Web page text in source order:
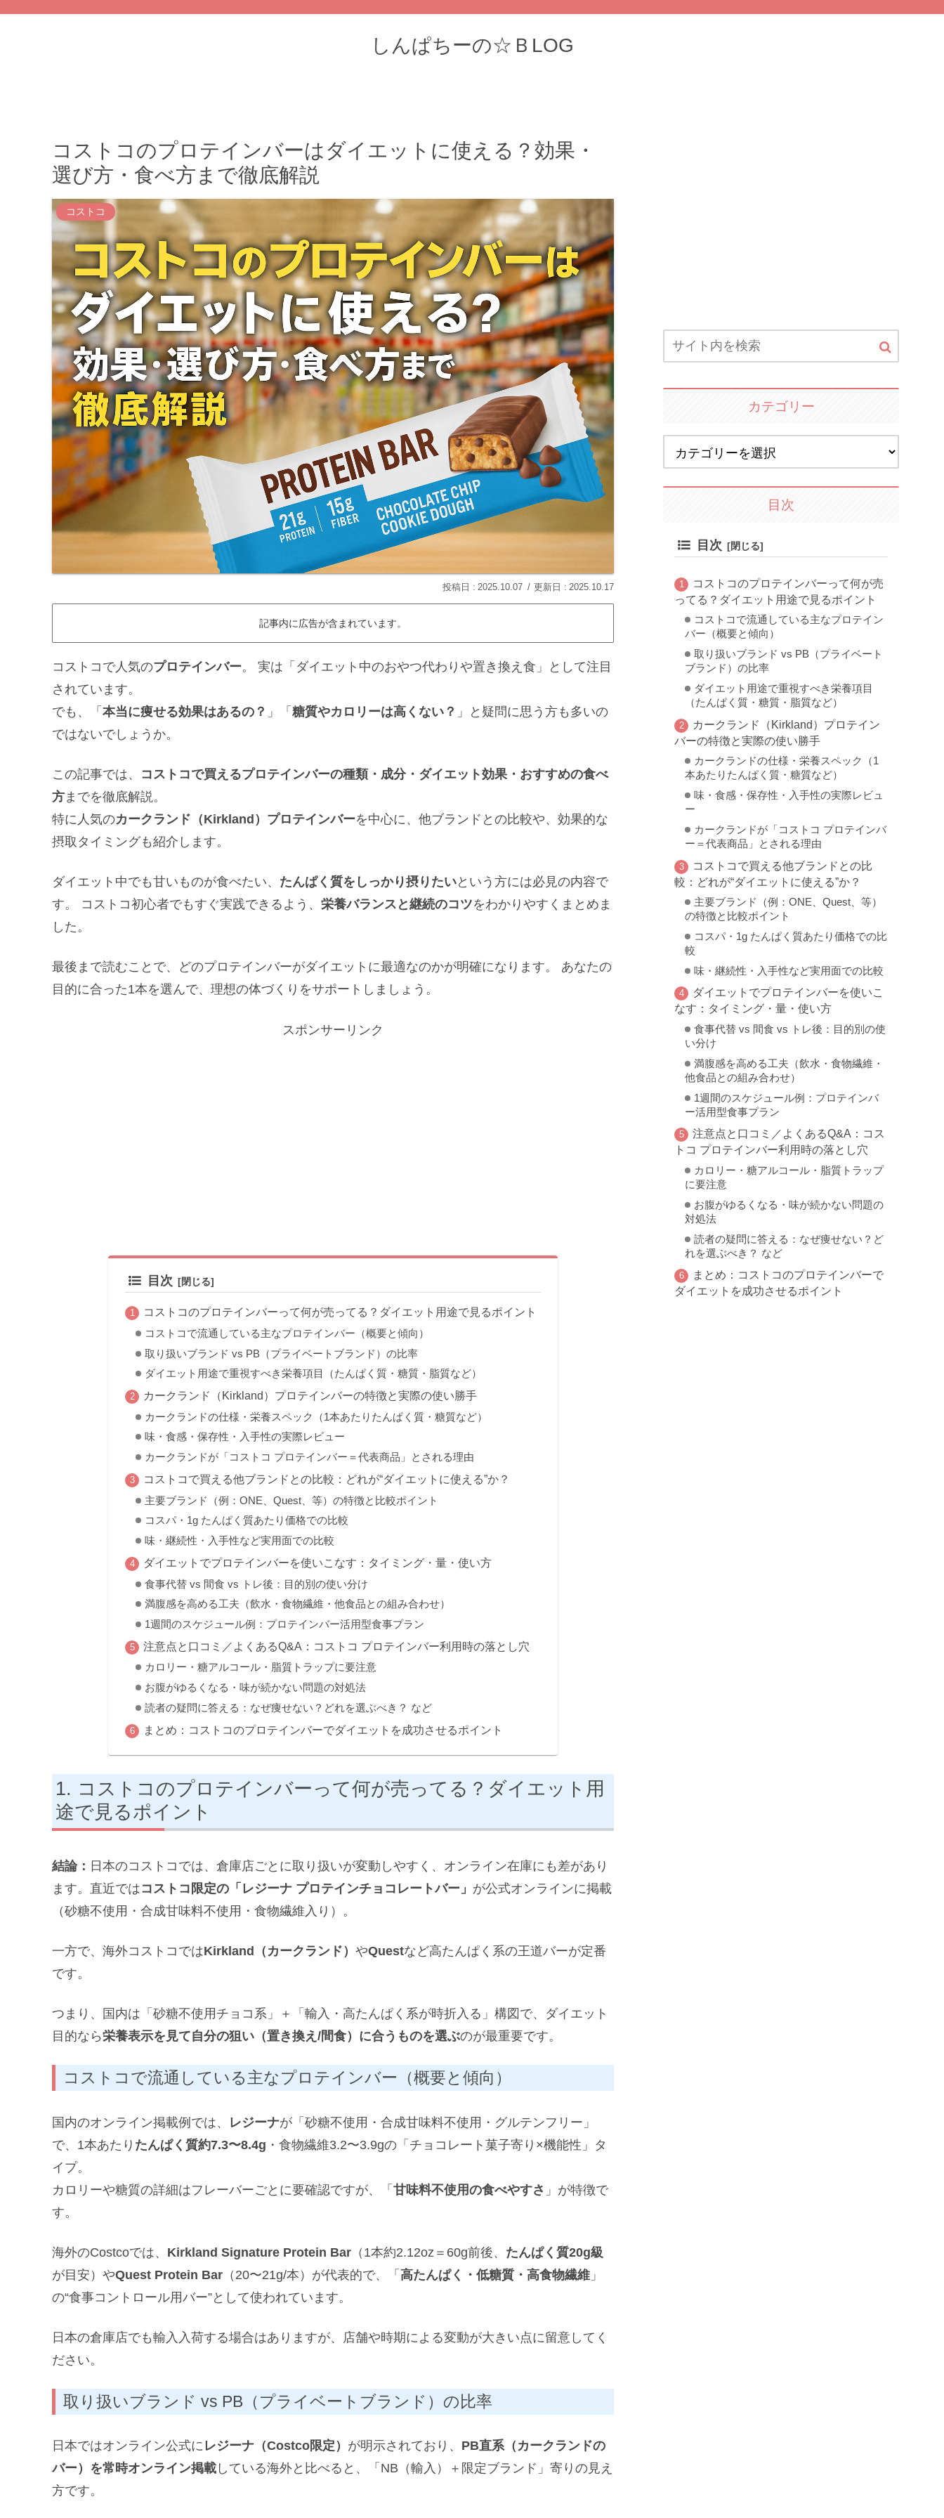
しんぱちーの☆ＢLOG
コストコのプロテインバーはダイエットに使える？効果・
選び方・食べ方まで徹底解説
コストコ
2025.10.07 2025.10.17
記事内に広告が含まれています。
コストコで人気のプロテインバー。 実は「ダイエット中のおやつ代わりや置き換え食」として注目
されています。
でも、「 本当に痩せる効果はあるの？ 」「 糖質やカロリーは高くない？ 」と疑問に思う方も多いの
ではないでしょうか。
この記事では、 コストコで買えるプロテインバーの種類・成分・ダイエット効果・おすすめの食べ
方までを徹底解説。
特に人気のカークランド（Kirkland）プロテインバーを中心に、他ブランドとの比較や、効果的な
摂取タイミングも紹介します。
ダイエット中でも甘いものが食べたい、 たんぱく質をしっかり摂りたいという方には必見の内容で
す。 コストコ初心者でもすぐ実践できるよう、 栄養バランスと継続のコツをわかりやすくまとめま
した。
最後まで読むことで、どのプロテインバーがダイエットに最適なのかが明確になります。 あなたの
目的に合った1本を選んで、理想の体づくりをサポートしましょう。
スポンサーリンク
目次
コストコのプロテインバーって何が売ってる？ダイエット用途で見るポイント
コストコで流通している主なプロテインバー（概要と傾向）
取り扱いブランド vs PB（プライベートブランド）の比率
ダイエット用途で重視すべき栄養項目（たんぱく質・糖質・脂質など）
カークランド（Kirkland）プロテインバーの特徴と実際の使い勝手
カークランドの仕様・栄養スペック（1本あたりたんぱく質・糖質など）
味・食感・保存性・入手性の実際レビュー
カークランドが「コストコ プロテインバー＝代表商品」とされる理由
コストコで買える他ブランドとの比較：どれが“ダイエットに使える”か？
主要ブランド（例：ONE、Quest、等）の特徴と比較ポイント
コスパ・1g たんぱく質あたり価格での比較
味・継続性・入手性など実用面での比較
ダイエットでプロテインバーを使いこなす：タイミング・量・使い方
食事代替 vs 間食 vs トレ後：目的別の使い分け
満腹感を高める工夫（飲水・食物繊維・他食品との組み合わせ）
1週間のスケジュール例：プロテインバー活用型食事プラン
注意点と口コミ／よくあるQ&A：コストコ プロテインバー利用時の落とし穴
カロリー・糖アルコール・脂質トラップに要注意
お腹がゆるくなる・味が続かない問題の対処法
読者の疑問に答える：なぜ痩せない？どれを選ぶべき？ など
まとめ：コストコのプロテインバーでダイエットを成功させるポイント
コストコのプロテインバーって何が売ってる？ダイエット用
途で見るポイント
結論： 日本のコストコでは、倉庫店ごとに取り扱いが変動しやすく、オンライン在庫にも差があり
ます。直近ではコストコ限定の「レジーナ プロテインチョコレートバー」 が公式オンラインに掲載
（砂糖不使用・合成甘味料不使用・食物繊維入り）。
一方で、海外コストコではKirkland（カークランド） やQuestなど高たんぱく系の王道バーが定番
です。
つまり、国内は「砂糖不使用チョコ系」＋「輸入・高たんぱく系が時折入る」構図で、ダイエット
目的なら栄養表示を見て自分の狙い（置き換え/間食）に合うものを選ぶのが最重要です。
コストコで流通している主なプロテインバー（概要と傾向）
国内のオンライン掲載例では、 レジーナが「砂糖不使用・合成甘味料不使用・グルテンフリー」
で、1本あたり たんぱく質約7.3〜8.4g ・食物繊維3.2〜3.9gの「チョコレート菓子寄り×機能性」タ
イプ。
カロリーや糖質の詳細はフレーバーごとに要確認ですが、「 甘味料不使用の食べやすさ 」が特徴で
す。
海外のCostcoでは、 Kirkland Signature Protein Bar （1本約2.12oz＝60g前後、 たんぱく質20g級
が目安）やQuest Protein Bar （20〜21g/本）が代表的で、「 高たんぱく・低糖質・高食物繊維 」
の“食事コントロール用バー”として使われています。
日本の倉庫店でも輸入入荷する場合はありますが、店舗や時期による変動が大きい点に留意してく
ださい。
取り扱いブランド vs PB（プライベートブランド）の比率
日本ではオンライン公式にレジーナ（Costco限定） が明示されており、 PB直系（カークランドの
バー）を常時オンライン掲載 している海外と比べると、「NB（輸入）＋限定ブランド」寄りの見え
方です。
カテゴリー
目次
目次
コストコのプロテインバーって何が売
ってる？ダイエット用途で見るポイント
コストコで流通している主なプロテイン
バー（概要と傾向）
取り扱いブランド vs PB（プライベート
ブランド）の比率
ダイエット用途で重視すべき栄養項目
（たんぱく質・糖質・脂質など）
カークランド（Kirkland）プロテイン
バーの特徴と実際の使い勝手
カークランドの仕様・栄養スペック（1
本あたりたんぱく質・糖質など）
味・食感・保存性・入手性の実際レビュ
ー
カークランドが「コストコ プロテインバ
ー＝代表商品」とされる理由
コストコで買える他ブランドとの比
較：どれが“ダイエットに使える”か？
主要ブランド（例：ONE、Quest、等）
の特徴と比較ポイント
コスパ・1g たんぱく質あたり価格での比
較
味・継続性・入手性など実用面での比較
ダイエットでプロテインバーを使いこ
なす：タイミング・量・使い方
食事代替 vs 間食 vs トレ後：目的別の使
い分け
満腹感を高める工夫（飲水・食物繊維・
他食品との組み合わせ）
1週間のスケジュール例：プロテインバ
ー活用型食事プラン
注意点と口コミ／よくあるQ&A：コス
トコ プロテインバー利用時の落とし穴
カロリー・糖アルコール・脂質トラップ
に要注意
お腹がゆるくなる・味が続かない問題の
対処法
読者の疑問に答える：なぜ痩せない？ど
れを選ぶべき？ など
まとめ：コストコのプロテインバーで
ダイエットを成功させるポイント